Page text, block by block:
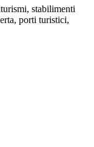
stabilimenti
porti turistici,